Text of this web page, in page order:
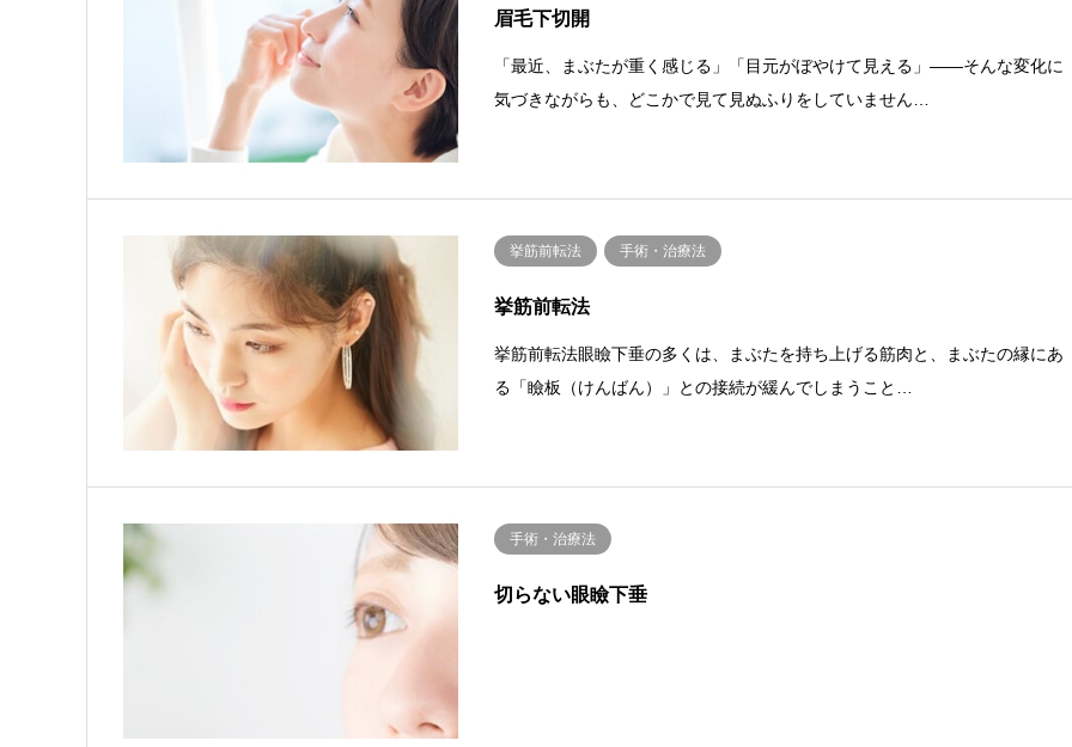
眉毛下切開
「最近、まぶたが重く感じる」「目元がぼやけて見える」――そんな変化に
気づきながらも、どこかで見て見ぬふりをしていません…
挙筋前転法 手術・治療法
挙筋前転法
挙筋前転法眼瞼下垂の多くは、まぶたを持ち上げる筋肉と、まぶたの縁にあ
る「瞼板（けんばん）」との接続が緩んでしまうこと…
手術・治療法
切らない眼瞼下垂